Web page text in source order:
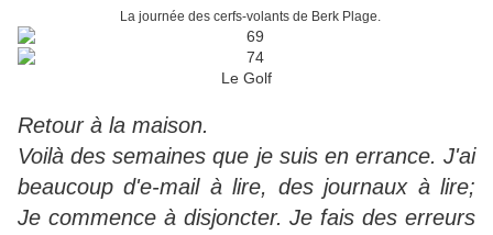
La journée des cerfs-volants de Berk Plage.
Le Golf
Retour à la maison.
Voilà des semaines que je suis en errance. J'ai
beaucoup d'e-mail à lire, des journaux à lire;
Je commence à disjoncter. Je fais des erreurs